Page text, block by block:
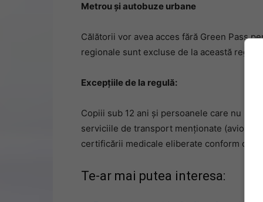
Metrou și autobuze urbane
Călătorii vor avea acces fără Green Pass
regionale sunt excluse de la această regulă.
Excepțiile de la regulă:
Copiii sub 12 ani și persoanele care nu pot
serviciile de transport menționate (avioane,
certificării medicale eliberate conform
Te-ar mai putea interesa: